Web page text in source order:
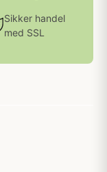
Sikker handel
med SSL